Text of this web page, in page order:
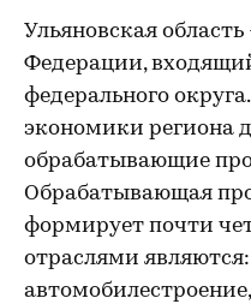
Ульяновская
Федерации,
федерального
экономики региона
обрабатывающие
Обрабатывающая
формирует почти
отраслями